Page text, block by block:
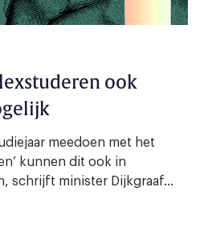
ook
meedoen met het
kunnen dit ook in
schrijft minister Dijkgraaf...